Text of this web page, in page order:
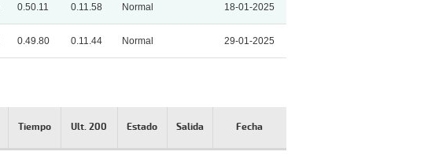
0.50.11 0.11.58 Normal 18-01-2025
0.49.80 0.11.44 Normal 29-01-2025
Tiempo Ult. 200 Estado Salida Fecha